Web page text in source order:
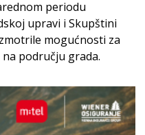
periodu
upravi i Skupštini
mogućnosti za
području grada.